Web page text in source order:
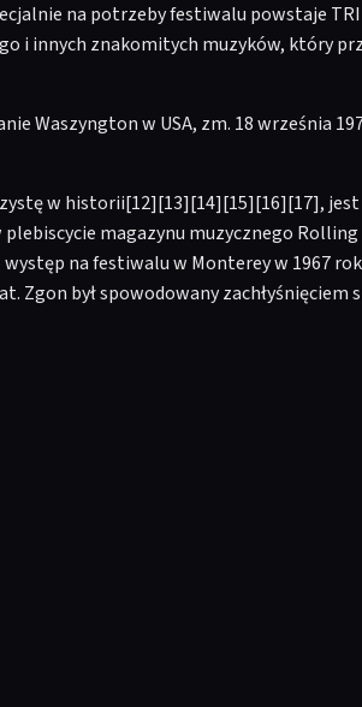
na potrzeby festiwalu powstaje
i innych znakomitych muzyków, który
Waszyngton w USA, zm. 18 września
w historii[12][13][14][15][16][17],
magazynu muzycznego
na festiwalu w Monterey w 1967
Zgon był spowodowany